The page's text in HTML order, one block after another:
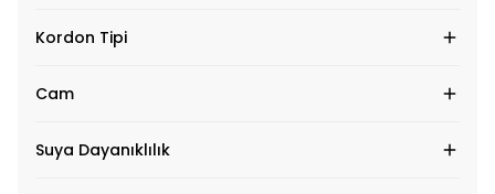
Kordon Tipi
Cam
Suya Dayanıklılık